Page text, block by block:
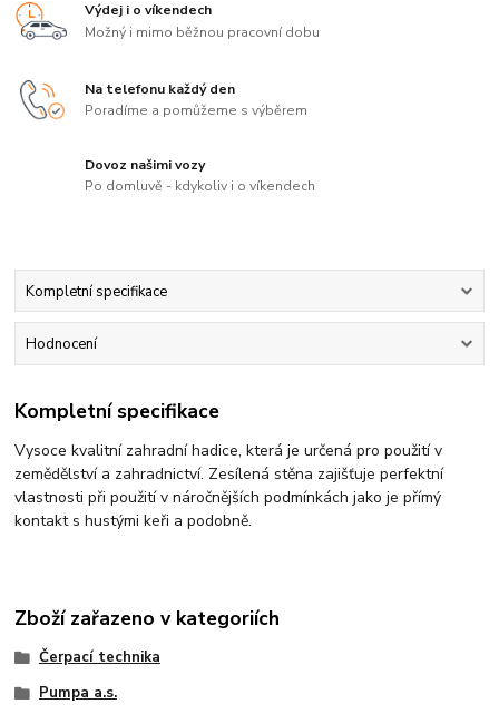
Výdej i o víkendech
Možný i mimo běžnou pracovní dobu
Na telefonu každý den
Poradíme a pomůžeme s výběrem
Dovoz našimi vozy
Po domluvě - kdykoliv i o víkendech
Kompletní specifikace
Hodnocení
Kompletní specifikace
Vysoce kvalitní zahradní hadice, která je určená pro použití v
zemědělství a zahradnictví. Zesílená stěna zajišťuje perfektní
vlastnosti při použití v náročnějších podmínkách jako je přímý
kontakt s hustými keři a podobně.
Zboží zařazeno v kategoriích
Čerpací technika
Pumpa a.s.